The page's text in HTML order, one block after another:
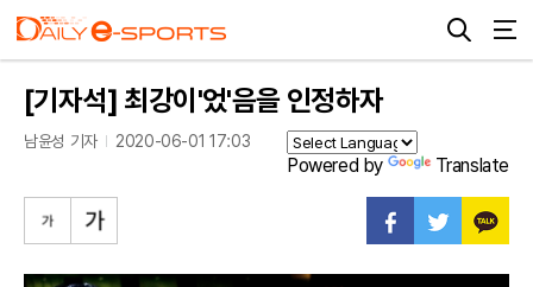
[기자석] 최강이'었'음을 인정하자
남윤성 기자 2020-06-01 17:03
Powered by Translate